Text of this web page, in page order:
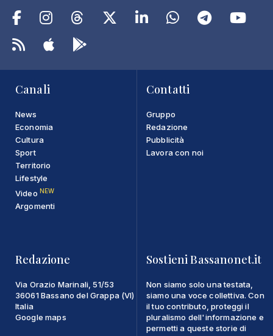
Canali
News
Economia
Cultura
Sport
Territorio
Lifestyle
Video NEW
Argomenti
Contatti
Gruppo
Redazione
Pubblicità
Lavora con noi
Redazione
Via Orazio Marinali, 51/53
36061 Bassano del Grappa (VI)
Italia
Google maps
Sostieni Bassanonet.it
Non siamo solo una testata,
siamo una voce collettiva. Con
il tuo contributo, proteggi il
pluralismo dell'informazione e
permetti a queste storie di